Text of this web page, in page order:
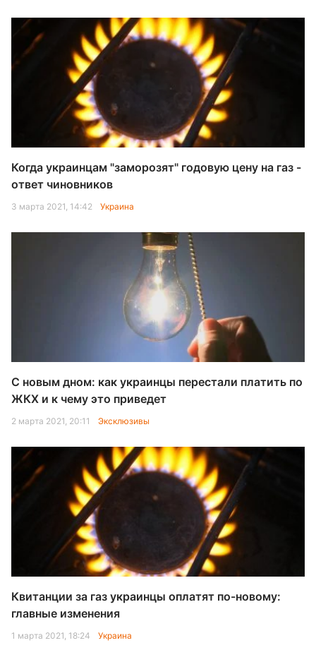
Когда украинцам "заморозят" годовую цену на газ -
ответ чиновников
3 марта 2021, 14:42 Украина
С новым дном: как украинцы перестали платить по
ЖКХ и к чему это приведет
2 марта 2021, 20:11 Эксклюзивы
Квитанции за газ украинцы оплатят по-новому:
главные изменения
1 марта 2021, 18:24 Украина